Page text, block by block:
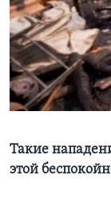
Learning English
СОЦИАЛЬНЫЕ СЕТИ
Языки
Такие
этой